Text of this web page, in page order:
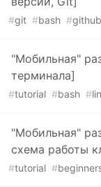
#git #bash #github
"Мобильная"
терминала]
#tutorial #bash #
"Мобильная"
схема работы
#tutorial #